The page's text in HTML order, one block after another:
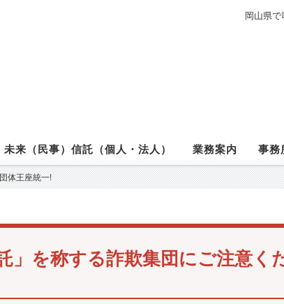
岡山県
未来（民事）信託（個人・法人） 業務案内 事務
体王座統一!
」を称する詐欺集団にご注意く